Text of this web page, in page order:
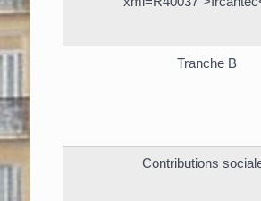
Tranche B
Contributions